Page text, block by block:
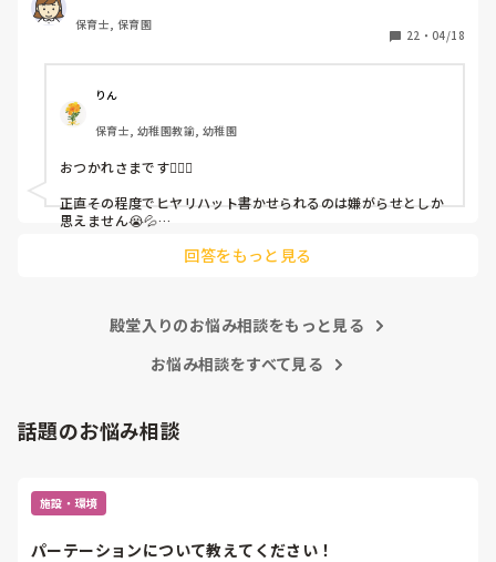
しかも、上司に↑この内容でも
ちゃんと考えて対策を練って書き込むようにと。
呼ばれて一緒に対策を考えさせられること多数
これだけで30〜40分拘束されて辛いです
皆さんの園はどうですか?
保育士, 保育園
22 ・ 04/18
りん
保育士, 幼稚園教諭, 幼稚園
おつかれさまです🙇🏻‍♀️
正直その程度でヒヤリハット書かせられるのは嫌がらせとしか
思えません😭💦
回答をもっと見る
殿堂入りのお悩み相談をもっと見る
お悩み相談をすべて見る
話題のお悩み相談
施設・環境
パーテーションについて教えてください！